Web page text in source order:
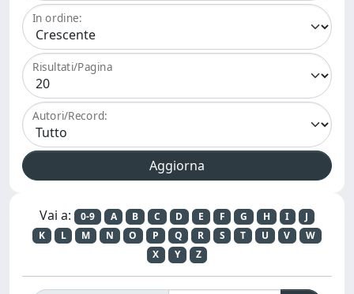
In ordine:
Risultati/Pagina
Autori/Record:
Vai a: 0-9 A B C D E F G H I
J
K
L M N O P Q R S T U V
W
X
Y Z